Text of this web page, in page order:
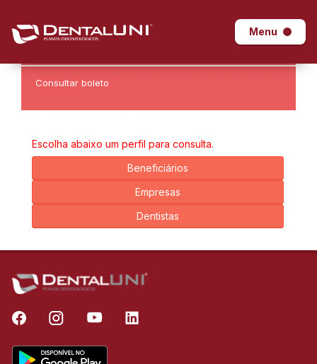
Menu
Consultar boleto
Escolha abaixo um perfil para consulta.
Beneficiários
Empresas
Dentistas
e facilite a sua vida.